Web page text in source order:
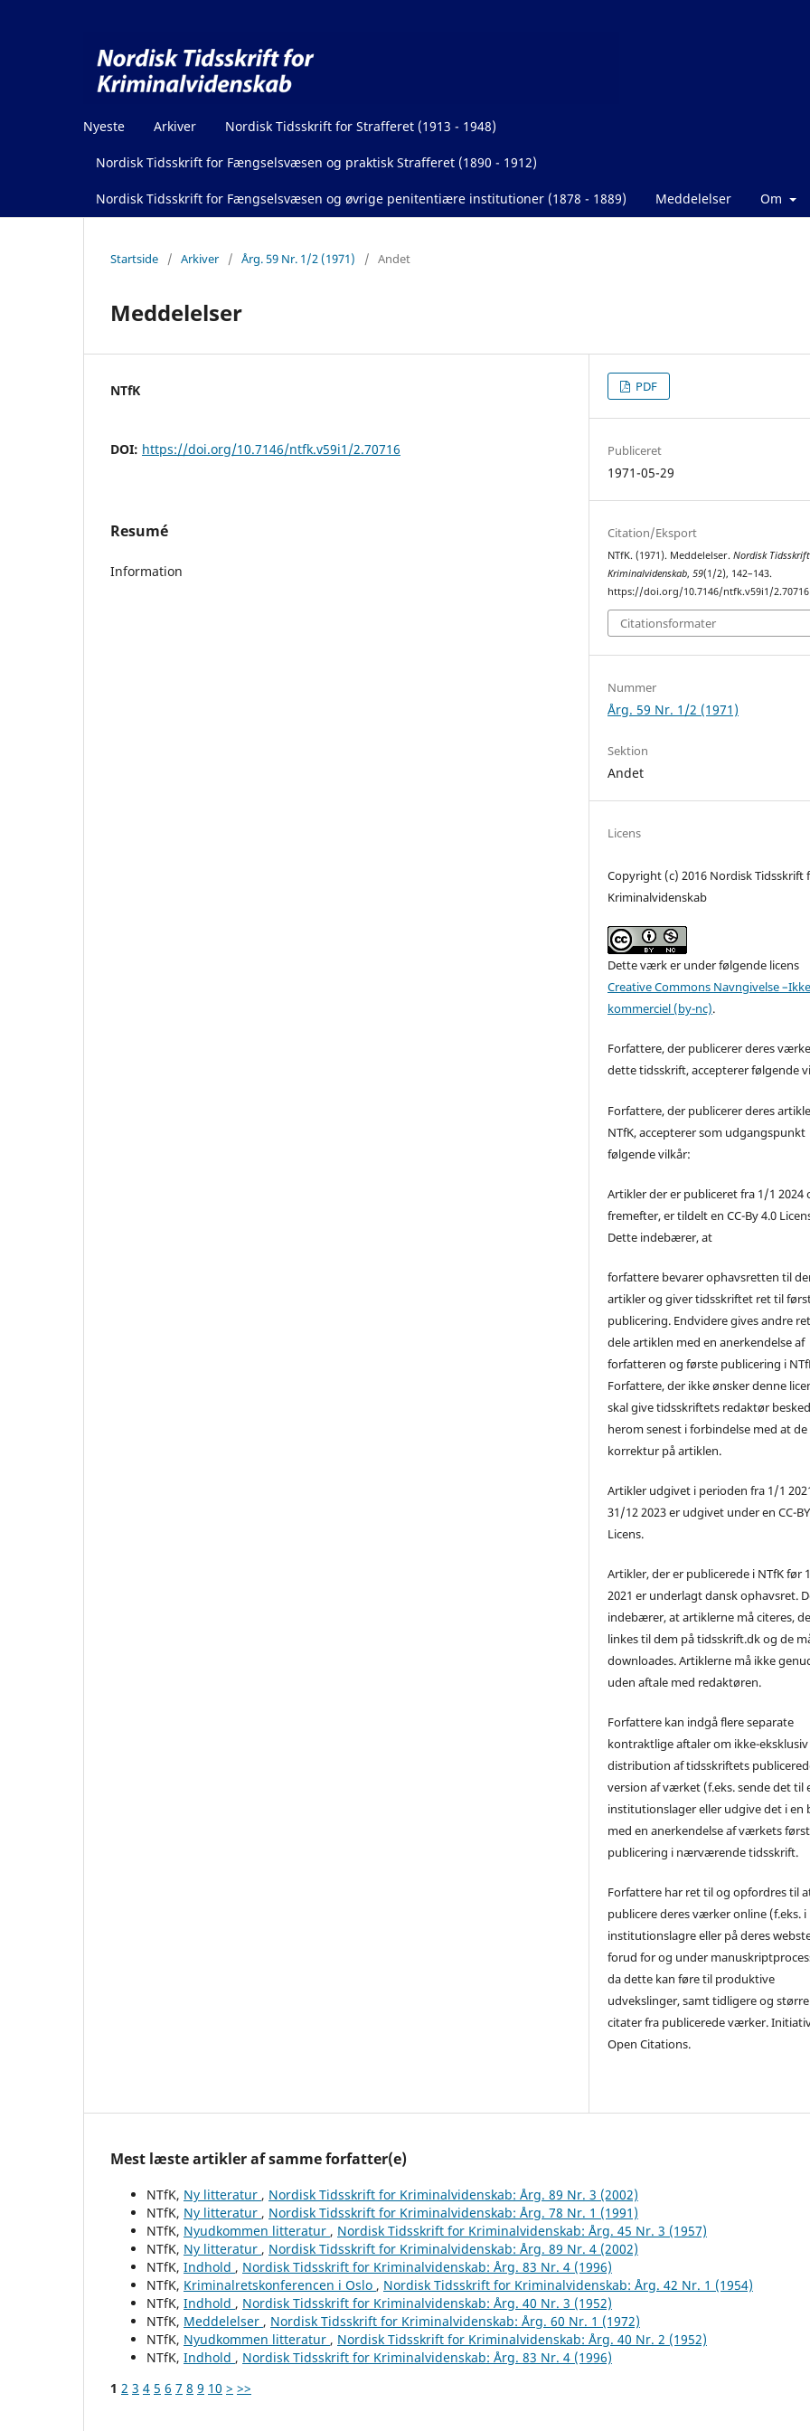
Nyeste Arkiver Nordisk Tidsskrift for Strafferet (1913 - 1948)
Nordisk Tidsskrift for Fængselsvæsen og praktisk Strafferet (1890 - 1912)
Nordisk Tidsskrift for Fængselsvæsen og øvrige penitentiære institutioner (1878 - 1889) Meddelelser Om
Startside / Arkiver / Årg. 59 Nr. 1/2 (1971) / Andet
Meddelelser
NTfK
DOI: https://doi.org/10.7146/ntfk.v59i1/2.70716
Resumé
Information
PDF
Publiceret
1971-05-29
Citation/Eksport
NTfK. (1971). Meddelelser.Nordisk
Kriminalvidenskab,59(1/2), 142–143.
https://doi.org/10.7146/ntfk.v59i1/2.70716
Citationsformater
Nummer
Årg. 59 Nr. 1/2 (1971)
Sektion
Andet
Licens
Copyright (c) 2016 Nordisk Tidsskrift
Kriminalvidenskab
Dette værk er under følgende licens
Creative Commons Navngivelse
kommerciel (by-nc).
Forfattere, der publicerer deres
dette tidsskrift, accepterer følgende
Forfattere, der publicerer deres
NTfK, accepterer som udgangspunkt
følgende vilkår:
Artikler der er publiceret fra 1/1 2024
fremefter, er tildelt en CC-By 4.0
Dette indebærer, at
forfattere bevarer ophavsretten til
artikler og giver tidsskriftet ret til
publicering. Endvidere gives andre
dele artiklen med en anerkendelse af
forfatteren og første publicering i
Forfattere, der ikke ønsker denne
skal give tidsskriftets redaktør besked
herom senest i forbindelse med at
korrektur på artiklen.
Artikler udgivet i perioden fra 1/1
31/12 2023 er udgivet under en CC-
Licens.
Artikler, der er publicerede i NTfK før
2021 er underlagt dansk ophavsret.
indebærer, at artiklerne må citeres,
linkes til dem på tidsskrift.dk og de
downloades. Artiklerne må ikke
uden aftale med redaktøren.
Forfattere kan indgå flere separate
kontraktlige aftaler om ikke-eksklusiv
distribution af tidsskriftets
version af værket (f.eks. sende det til
institutionslager eller udgive det i en
med en anerkendelse af værkets
publicering i nærværende tidsskrift.
Forfattere har ret til og opfordres til
publicere deres værker online (f.eks. i
institutionslagre eller på deres
forud for og under
da dette kan føre til produktive
udvekslinger, samt tidligere og større
citater fra publicerede værker.
Open Citations.
Mest læste artikler af samme forfatter(e)
NTfK, Ny litteratur , Nordisk Tidsskrift for Kriminalvidenskab: Årg. 89 Nr. 3 (2002)
NTfK, Ny litteratur , Nordisk Tidsskrift for Kriminalvidenskab: Årg. 78 Nr. 1 (1991)
NTfK, Nyudkommen litteratur , Nordisk Tidsskrift for Kriminalvidenskab: Årg. 45 Nr. 3 (1957)
NTfK, Ny litteratur , Nordisk Tidsskrift for Kriminalvidenskab: Årg. 89 Nr. 4 (2002)
NTfK, Indhold , Nordisk Tidsskrift for Kriminalvidenskab: Årg. 83 Nr. 4 (1996)
NTfK, Kriminalretskonferencen i Oslo , Nordisk Tidsskrift for Kriminalvidenskab: Årg. 42 Nr. 1 (1954)
NTfK, Indhold , Nordisk Tidsskrift for Kriminalvidenskab: Årg. 40 Nr. 3 (1952)
NTfK, Meddelelser , Nordisk Tidsskrift for Kriminalvidenskab: Årg. 60 Nr. 1 (1972)
NTfK, Nyudkommen litteratur , Nordisk Tidsskrift for Kriminalvidenskab: Årg. 40 Nr. 2 (1952)
NTfK, Indhold , Nordisk Tidsskrift for Kriminalvidenskab: Årg. 83 Nr. 4 (1996)
1 2 3 4 5 6 7 8 9 10 > >>